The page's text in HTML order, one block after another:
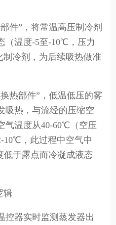
件”，将常温高压制冷剂
（温度-5至-10℃，压力
制冷剂，为后续吸热做准
热部件”，低温低压的雾
吸热，与流经的压缩空
气温度从40-60℃（空压
10℃，此过程中空气中
低于露点而冷凝成液态
辑
控器实时监测蒸发器出